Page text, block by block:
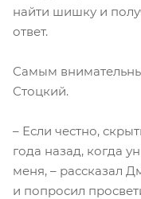
найти шишку и
ответ.
Самым
Стоцкий.
– Если честно,
года назад, когда
меня, – рассказал
и попросил